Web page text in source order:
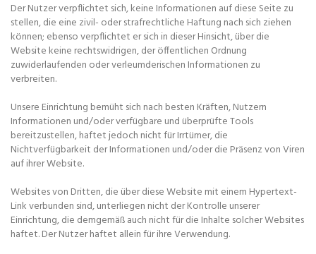
Der Nutzer verpflichtet sich, keine Informationen auf diese Seite zu
stellen, die eine zivil- oder strafrechtliche Haftung nach sich ziehen
können; ebenso verpflichtet er sich in dieser Hinsicht, über die
Website keine rechtswidrigen, der öffentlichen Ordnung
zuwiderlaufenden oder verleumderischen Informationen zu
verbreiten.
Unsere Einrichtung bemüht sich nach besten Kräften, Nutzern
Informationen und/oder verfügbare und überprüfte Tools
bereitzustellen, haftet jedoch nicht für Irrtümer, die
Nichtverfügbarkeit der Informationen und/oder die Präsenz von Viren
auf ihrer Website.
Websites von Dritten, die über diese Website mit einem Hypertext-
Link verbunden sind, unterliegen nicht der Kontrolle unserer
Einrichtung, die demgemäß auch nicht für die Inhalte solcher Websites
haftet. Der Nutzer haftet allein für ihre Verwendung.